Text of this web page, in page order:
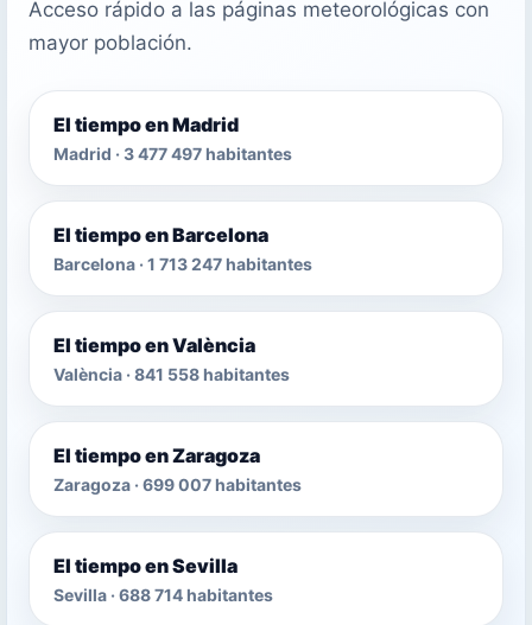
Acceso rápido a las páginas meteorológicas con
mayor población.
El tiempo en Madrid
Madrid · 3 477 497 habitantes
El tiempo en Barcelona
Barcelona · 1 713 247 habitantes
El tiempo en València
València · 841 558 habitantes
El tiempo en Zaragoza
Zaragoza · 699 007 habitantes
El tiempo en Sevilla
Sevilla · 688 714 habitantes